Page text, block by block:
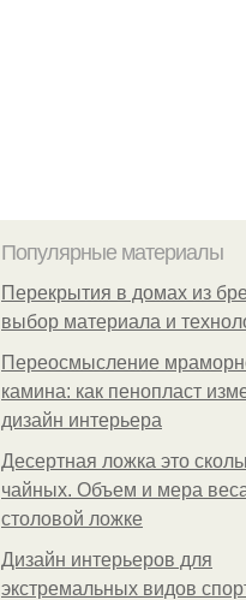
Популярные материалы
Перекрытия в домах из
выбор материала и
Переосмысление
камина: как пенопласт
дизайн интерьера
Десертная ложка это
чайных. Объем и мера
столовой ложке
Дизайн интерьеров для
экстремальных видов